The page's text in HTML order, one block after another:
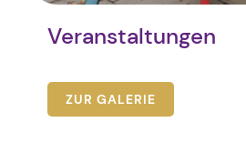
Veranstaltungen
ZUR GALERIE